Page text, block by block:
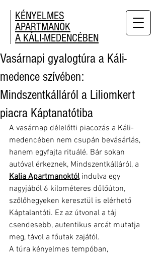
KÉNYELMES
APARTMANOK
A KÁLI-MEDENCÉBEN
Vasárnapi gyalogtúra a Káli-
medence szívében:
Mindszentkálláról a Liliomkert
piacra Káptanatótiba
A vasárnap délelőtti piacozás a Káli-
medencében nem csupán bevásárlás,
hanem egyfajta rituálé. Bár sokan
autóval érkeznek, Mindszentkálláról, a
Kalia Apartmanoktól indulva egy
nagyjából 6 kilométeres dűlőúton,
szőlőhegyeken keresztül is elérhető
Káptalantóti. Ez az útvonal a táj
csendesebb, autentikus arcát mutatja
meg, távol a főutak zajától.
A túra kényelmes tempóban,